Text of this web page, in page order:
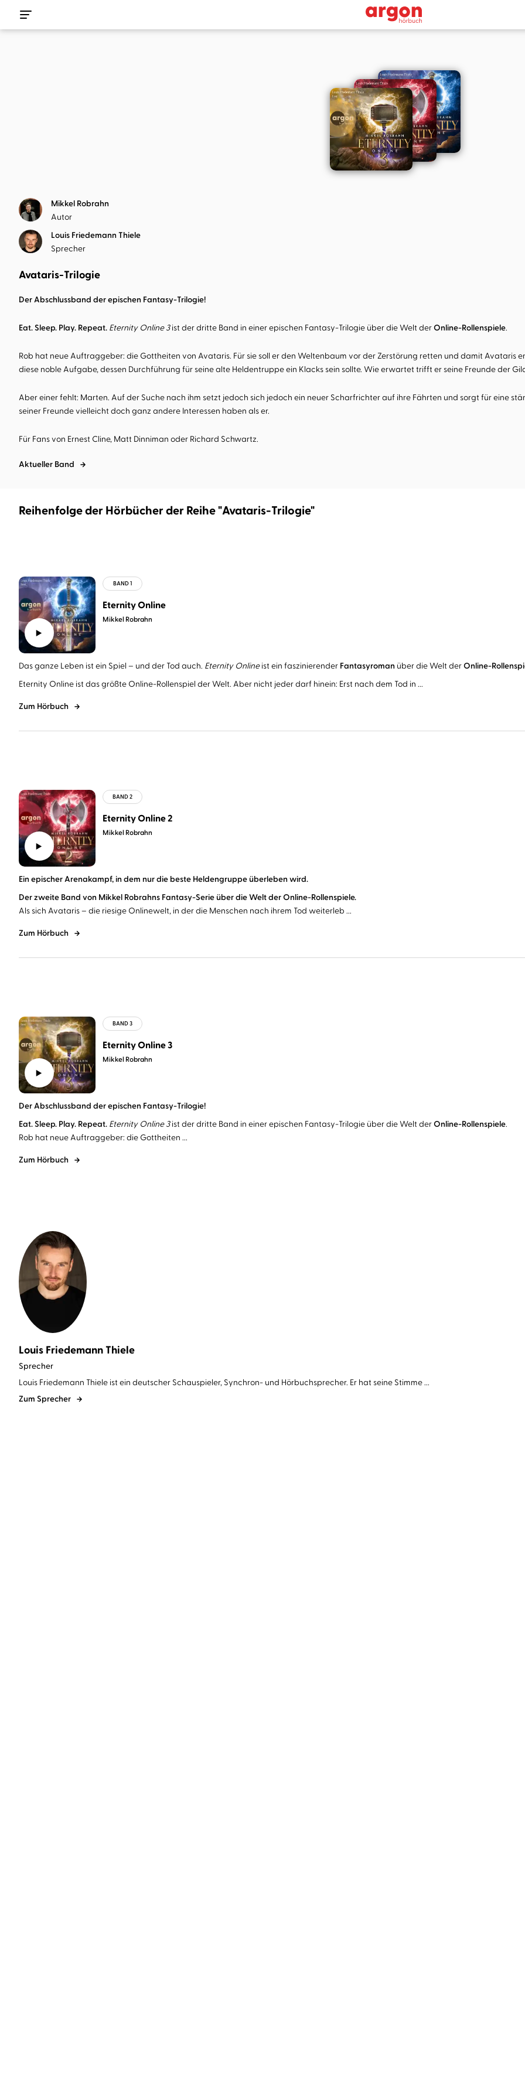
Mikkel Robrahn
Autor
Louis Friedemann Thiele
Sprecher
Avataris-Trilogie
Der Abschlussband der epischen Fantasy-Trilogie!
Eat. Sleep. Play. Repeat. Eternity Online 3ist der dritte Band in einer epischen Fantasy-Trilogie über die Welt derOnline-Rollenspiele.
Rob hat neue Auftraggeber: die Gottheiten von Avataris. Für sie soll er den Weltenbaum vor der Zerstörung retten und damit Avataris
diese noble Aufgabe, dessen Durchführung für seine alte Heldentruppe ein Klacks sein sollte. Wie erwartet trifft er seine Freunde der
Aber einer fehlt: Marten. Auf der Suche nach ihm setzt jedoch sich jedoch ein neuer Scharfrichter auf ihre Fährten und sorgt für eine
seiner Freunde vielleicht doch ganz andere Interessen haben als er.
Für Fans von Ernest Cline, Matt Dinniman oder Richard Schwartz.
Aktueller Band
Reihenfolge der Hörbücher der Reihe "Avataris-Trilogie"
Mikkel Robrahn
Eternity Online
Das ganze Leben ist ein Spiel – und der Tod auch. Eternity Onlineist ein faszinierender Fantasyroman über die Welt derOnline-
Eternity Online ist das größte Online-Rollenspiel der Welt. Aber nicht jeder darf hinein: Erst nach dem Tod in ...
Zum Hörbuch
Mikkel Robrahn
Eternity Online 2
Ein epischer Arenakampf, in dem nur die beste Heldengruppe überleben wird.
Der zweite Band von Mikkel Robrahns Fantasy-Serie über die Welt der Online-Rollenspiele.
Als sich Avataris – die riesige Onlinewelt, in der die Menschen nach ihrem Tod weiterleb ...
Zum Hörbuch
Mikkel Robrahn
Eternity Online 3
Der Abschlussband der epischen Fantasy-Trilogie!
Eat. Sleep. Play. Repeat. Eternity Online 3ist der dritte Band in einer epischen Fantasy-Trilogie über die Welt derOnline-Rollenspiele.
Rob hat neue Auftraggeber: die Gottheiten ...
Zum Hörbuch
Louis Friedemann Thiele
Sprecher
Louis Friedemann Thiele ist ein deutscher Schauspieler, Synchron- und Hörbuchsprecher. Er hat seine Stimme ...
Zum Sprecher